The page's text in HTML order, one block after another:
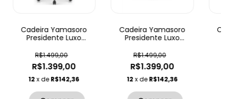
Cadeira Yamasoro
Presidente Luxo
R$1.499,00
R$1.399,00
12 x deR$142,36
Cadeira Yamasoro
Presidente Luxo
R$1.499,00
R$1.399,00
12x deR$142,36